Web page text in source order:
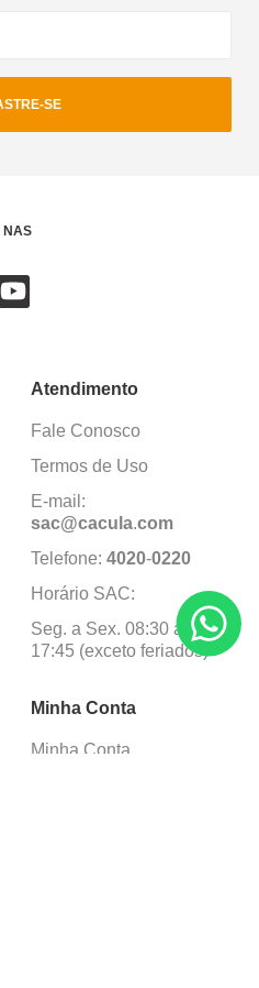
SE
NAS
Atendimento
Fale Conosco
Termos de Uso
E-mail:
sac@cacula.com
Telefone: 4020-0220
Horário SAC:
Seg. a Sex. 08:30 às
17:45 (exceto feriados)
Minha Conta
Minha Conta